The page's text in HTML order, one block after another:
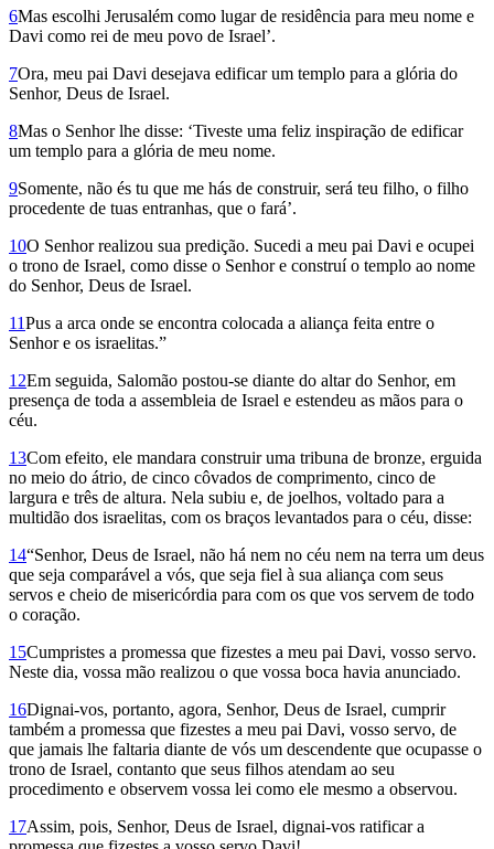
6Mas escolhi Jerusalém como lugar de residência para meu nome e
Davi como rei de meu povo de Israel’.
7Ora, meu pai Davi desejava edificar um templo para a glória do
Senhor, Deus de Israel.
8Mas o Senhor lhe disse: ‘Tiveste uma feliz inspiração de edificar
um templo para a glória de meu nome.
9Somente, não és tu que me hás de construir, será teu filho, o filho
procedente de tuas entranhas, que o fará’.
10O Senhor realizou sua predição. Sucedi a meu pai Davi e ocupei
o trono de Israel, como disse o Senhor e construí o templo ao nome
do Senhor, Deus de Israel.
11Pus a arca onde se encontra colocada a aliança feita entre o
Senhor e os israelitas.”
12Em seguida, Salomão postou-se diante do altar do Senhor, em
presença de toda a assembleia de Israel e estendeu as mãos para o
céu.
13Com efeito, ele mandara construir uma tribuna de bronze, erguida
no meio do átrio, de cinco côvados de comprimento, cinco de
largura e três de altura. Nela subiu e, de joelhos, voltado para a
multidão dos israelitas, com os braços levantados para o céu, disse:
14“Senhor, Deus de Israel, não há nem no céu nem na terra um deus
que seja comparável a vós, que seja fiel à sua aliança com seus
servos e cheio de misericórdia para com os que vos servem de todo
o coração.
15Cumpristes a promessa que fizestes a meu pai Davi, vosso servo.
Neste dia, vossa mão realizou o que vossa boca havia anunciado.
16Dignai-vos, portanto, agora, Senhor, Deus de Israel, cumprir
também a promessa que fizestes a meu pai Davi, vosso servo, de
que jamais lhe faltaria diante de vós um descendente que ocupasse o
trono de Israel, contanto que seus filhos atendam ao seu
procedimento e observem vossa lei como ele mesmo a observou.
17Assim, pois, Senhor, Deus de Israel, dignai-vos ratificar a